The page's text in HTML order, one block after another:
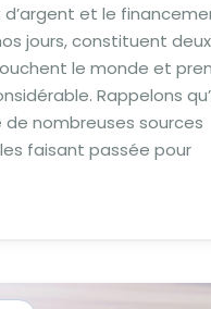
d’argent et le
jours, constituent deux
le monde et
Rappelons
de nombreuses sources
faisant passée pour